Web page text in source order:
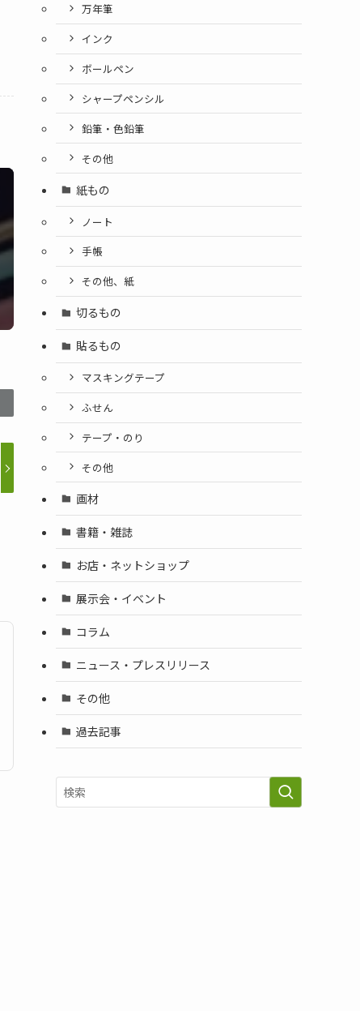
万年筆
インク
ボールペン
シャープペンシル
鉛筆・色鉛筆
その他
紙もの
ノート
手帳
その他、紙
切るもの
貼るもの
マスキングテープ
ふせん
テープ・のり
その他
画材
書籍・雑誌
お店・ネットショップ
展示会・イベント
コラム
ニュース・プレスリリース
その他
過去記事